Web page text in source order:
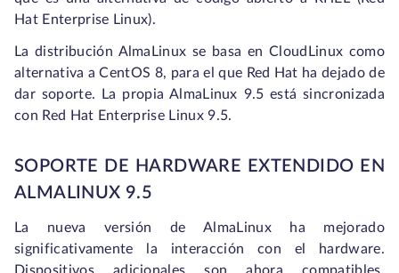
Hat Enterprise Linux).
La distribución AlmaLinux se basa en CloudLinux como
alternativa a CentOS 8, para el que Red Hat ha dejado de
dar soporte. La propia AlmaLinux 9.5 está sincronizada
con Red Hat Enterprise Linux 9.5.
SOPORTE DE HARDWARE EXTENDIDO EN
ALMALINUX 9.5
La nueva versión de AlmaLinux ha mejorado
significativamente la interacción con el hardware.